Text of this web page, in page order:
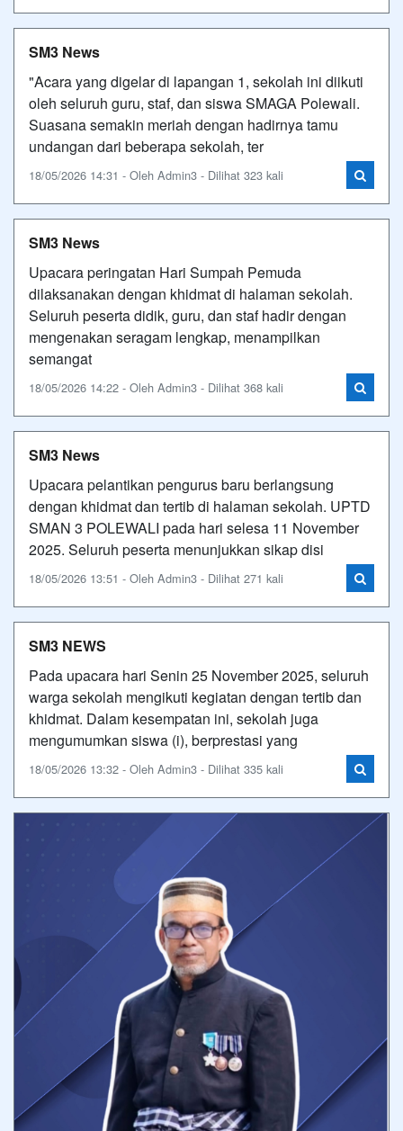
SM3 News
"Acara yang digelar di lapangan 1, sekolah ini diikuti
oleh seluruh guru, staf, dan siswa SMAGA Polewali.
Suasana semakin meriah dengan hadirnya tamu
undangan dari beberapa sekolah, ter
18/05/2026 14:31 - Oleh Admin3 - Dilihat 323 kali
SM3 News
Upacara peringatan Hari Sumpah Pemuda
dilaksanakan dengan khidmat di halaman sekolah.
Seluruh peserta didik, guru, dan staf hadir dengan
mengenakan seragam lengkap, menampilkan
semangat
18/05/2026 14:22 - Oleh Admin3 - Dilihat 368 kali
SM3 News
Upacara pelantikan pengurus baru berlangsung
dengan khidmat dan tertib di halaman sekolah. UPTD
SMAN 3 POLEWALI pada hari selesa 11 November
2025. Seluruh peserta menunjukkan sikap disi
18/05/2026 13:51 - Oleh Admin3 - Dilihat 271 kali
SM3 NEWS
Pada upacara hari Senin 25 November 2025, seluruh
warga sekolah mengikuti kegiatan dengan tertib dan
khidmat. Dalam kesempatan ini, sekolah juga
mengumumkan siswa (i), berprestasi yang
18/05/2026 13:32 - Oleh Admin3 - Dilihat 335 kali